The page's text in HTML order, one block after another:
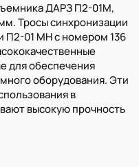
ДАРЗ П2-01М,
Тросы синхронизации
П2-01 МН с номером 136
для обеспечения
оборудования. Эти
в
высокую прочность